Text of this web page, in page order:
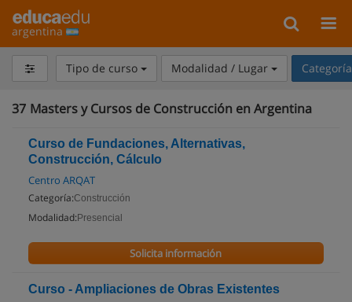
argentina
Tipo de curso Modalidad / Lugar
37 Masters y Cursos de Construcción en Argentina
Curso de Fundaciones, Alternativas,
Construcción, Cálculo
Centro ARQAT
Categoría:Construcción
Modalidad: Presencial
Solicita información
Curso - Ampliaciones de Obras Existentes